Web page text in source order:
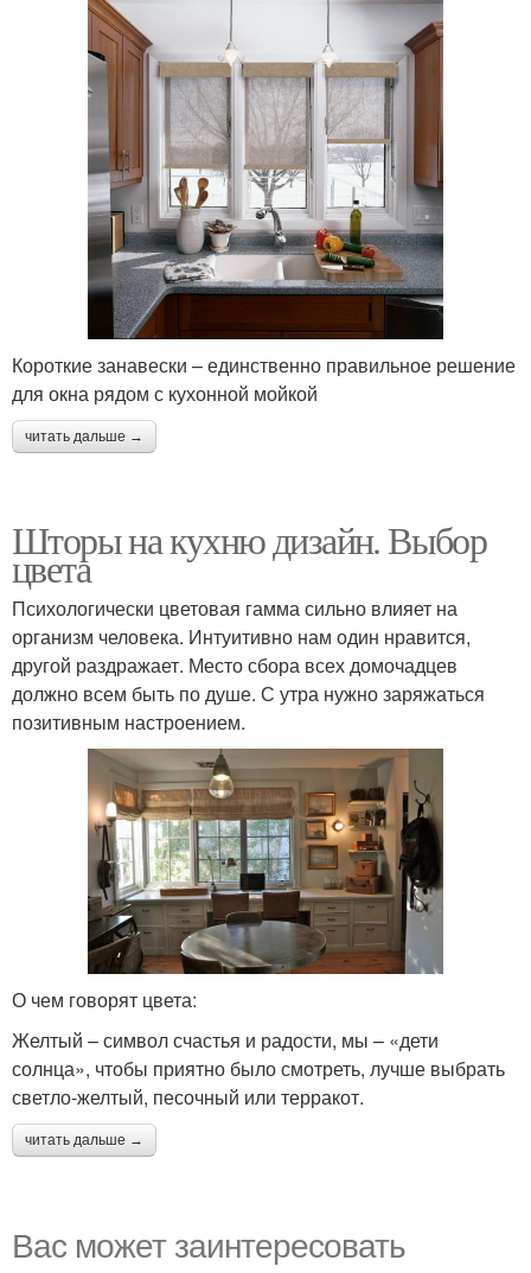
Короткие занавески – единственно правильное решение
для окна рядом с кухонной мойкой
читать дальше →
Шторы на кухню дизайн. Выбор
цвета
Психологически цветовая гамма сильно влияет на
организм человека. Интуитивно нам один нравится,
другой раздражает. Место сбора всех домочадцев
должно всем быть по душе. С утра нужно заряжаться
позитивным настроением.
О чем говорят цвета:
Желтый – символ счастья и радости, мы – «дети
солнца», чтобы приятно было смотреть, лучше выбрать
светло-желтый, песочный или терракот.
читать дальше →
Вас может заинтересовать